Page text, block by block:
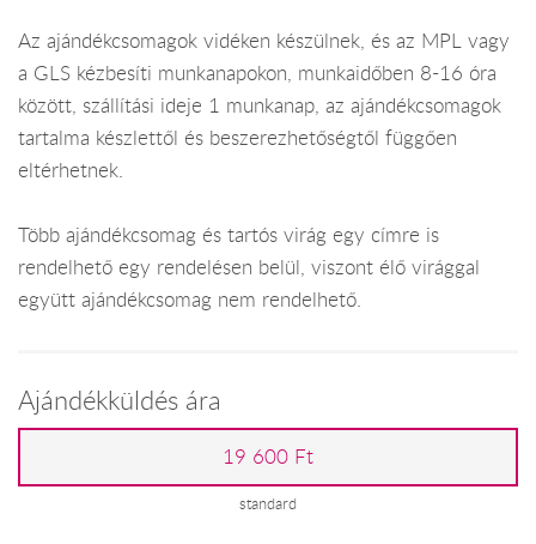
Az ajándékcsomagok vidéken készülnek, és az MPL vagy
a GLS kézbesíti munkanapokon, munkaidőben 8-16 óra
között, szállítási ideje 1 munkanap, az ajándékcsomagok
tartalma készlettől és beszerezhetőségtől függően
eltérhetnek.
Több ajándékcsomag és tartós virág egy címre is
rendelhető egy rendelésen belül, viszont élő virággal
együtt ajándékcsomag nem rendelhető.
Ajándékküldés ára
19 600 Ft
standard